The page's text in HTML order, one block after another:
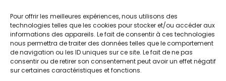
Pour offrir les meilleures expériences, nous utilisons des
technologies telles que les cookies pour stocker et/ou accéder aux
informations des appareils. Le fait de consentir à ces technologies
nous permettra de traiter des données telles que le comportement
de navigation ou les ID uniques sur ce site. Le fait de ne pas
consentir ou de retirer son consentement peut avoir un effet négatif
sur certaines caractéristiques et fonctions.
Copyright © 2026 Stëftung Hëllef Doheem.
Jeu concours
Votre avis nous intéresse
Contact
RGPD